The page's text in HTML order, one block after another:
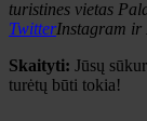
turistines vietas
TwitterInstagram ir
Skaityti: Jūsų
turėtų būti tokia!